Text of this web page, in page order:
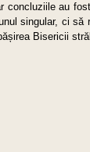
au
singular, ci să
Bisericii